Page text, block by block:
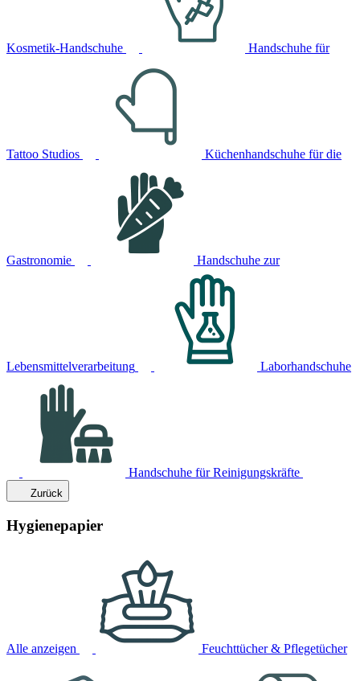
Kosmetik-Handschuhe Handschuhe für
Tattoo Studios Küchenhandschuhe für die
Gastronomie Handschuhe zur
Lebensmittelverarbeitung Laborhandschuhe
Handschuhe für Reinigungskräfte
Zurück
Hygienepapier
Alle anzeigen Feuchttücher & Pflegetücher